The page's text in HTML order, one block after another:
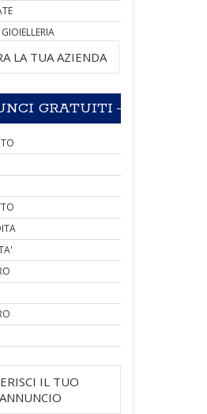
LA TUA AZIENDA
GRATUITI
IL TUO
ANNUNCIO